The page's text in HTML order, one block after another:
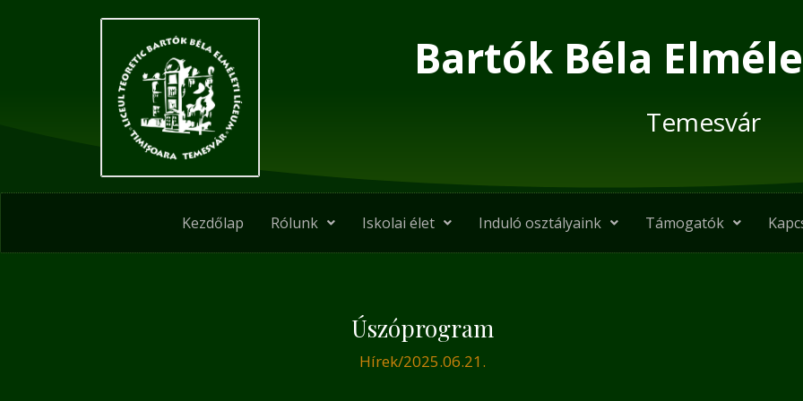
Bartók Béla
Temesvár
Kezdőlap Rólunk Iskolai élet Induló osztályaink Támogatók
Úszóprogram
Hírek/2025.06.21.